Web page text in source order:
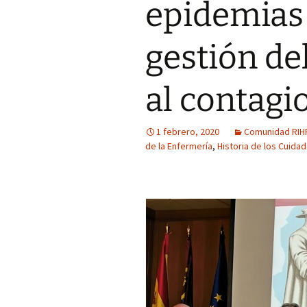
Cómo lo hice
de Historia y
Pensamiento Enfermero
Jóvenes y alcohol:
percepción del riesgo
asociado al estilo de vida
G6 La medicina en la
Ilustración: imágenes
Síntesis CAI (clasificar-
analizar-interpretar)
Trabajos publicados
el alumnado (Grado de
gestión
al
1 febrero, 2020 Comunidad
de la Enfermería, Historia de los